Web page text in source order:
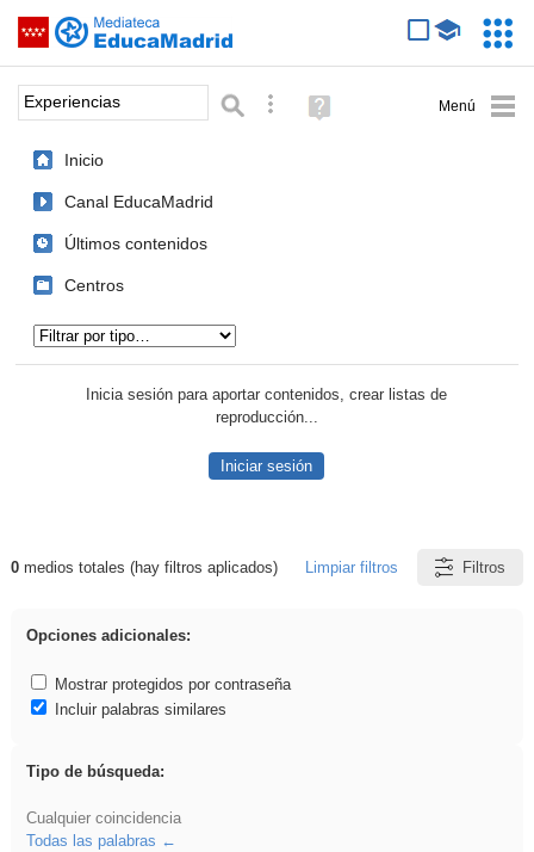
Saltar navegación
Palabra o frase: Búsqueda avanzada
Ayuda
(en
Inicio
Canal EducaMadrid
Últimos contenidos
Centros
Inicia sesión para aportar contenidos, crear listas de
reproducción...
Iniciar sesión
Resultados de: Experiencias
0medios totales (hay filtros aplicados) Limpiar filtros Filtros
Opciones adicionales:
Mostrar protegidos por contraseña
Incluir palabras similares
Tipo de búsqueda:
Cualquier coincidencia
Todas las palabras